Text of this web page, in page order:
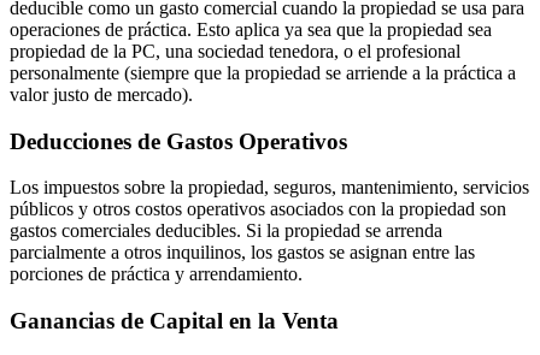
deducible como un gasto comercial cuando la propiedad se usa para
operaciones de práctica. Esto aplica ya sea que la propiedad sea
propiedad de la PC, una sociedad tenedora, o el profesional
personalmente (siempre que la propiedad se arriende a la práctica a
valor justo de mercado).
Deducciones de Gastos Operativos
Los impuestos sobre la propiedad, seguros, mantenimiento, servicios
públicos y otros costos operativos asociados con la propiedad son
gastos comerciales deducibles. Si la propiedad se arrenda
parcialmente a otros inquilinos, los gastos se asignan entre las
porciones de práctica y arrendamiento.
Ganancias de Capital en la Venta